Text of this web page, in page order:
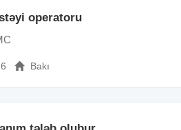
operatoru
Bakı